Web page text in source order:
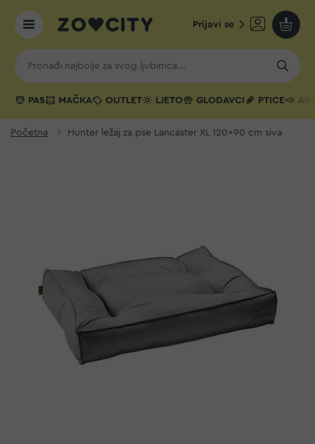
Prijavi se
Moja
PAS MAČKA OUTLET LJETO GLODAVCI PTICE
Početna Hunter ležaj za pse Lancaster XL 120x90 cm siva